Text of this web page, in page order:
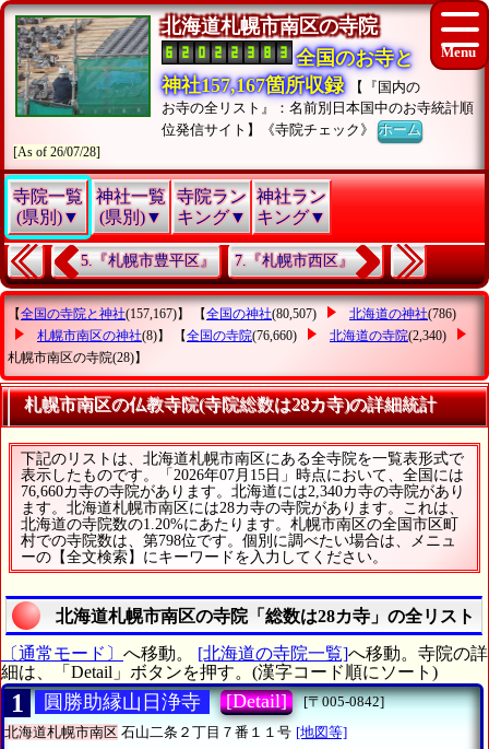
北海道札幌市南区の寺院
全国のお寺と
神社157,167箇所収録
【『国内の
お寺の全リスト』：名前別日本国中のお寺統計順
位発信サイト】《寺院チェック》ホーム
[As of 26/07/28]
寺院一覧
(県別)▼
神社一覧
(県別)▼
寺院ラン
キング▼
神社ラン
キング▼
5.『札幌市豊平区』 7.『札幌市西区』
【全国の寺院と神社(157,167)】 【全国の神社(80,507) 北海道の神社(786)
札幌市南区の神社(8)】 【全国の寺院(76,660) 北海道の寺院(2,340)
札幌市南区の寺院(28)】
札幌市南区の仏教寺院(寺院総数は28カ寺)の詳細統計
下記のリストは、北海道札幌市南区にある全寺院を一覧表形式で
表示したものです。「2026年07月15日」時点において、全国には
76,660カ寺の寺院があります。北海道には2,340カ寺の寺院があり
ます。北海道札幌市南区には28カ寺の寺院があります。これは、
北海道の寺院数の1.20%にあたります。札幌市南区の全国市区町
村での寺院数は、第798位です。個別に調べたい場合は、メニュ
ーの【全文検索】にキーワードを入力してください。
北海道札幌市南区の寺院「総数は28カ寺」の全リスト
〔通常モード〕 へ移動。 [北海道の寺院一覧]へ移動。寺院の詳
細は、「Detail」ボタンを押す。(漢字コード順にソート)
1 圓勝助縁山日浄寺 [Detail]
[〒005-0842]
北海道札幌市南区 石山二条２丁目７番１１号 [地図等]